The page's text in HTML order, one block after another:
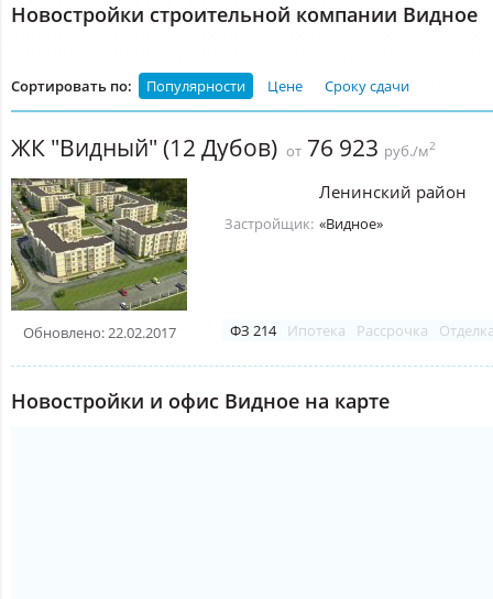
Новостройки строительной компании Видное
Сортировать по: Популярности Цене Сроку сдачи
ЖК "Видный" (12 Дубов) от 76 923 руб./м2
Обновлено: 22.02.2017
Ленинский район
Застройщик: «Видное»
ФЗ 214 Ипотека Рассрочка
Новостройки и офис Видное на карте